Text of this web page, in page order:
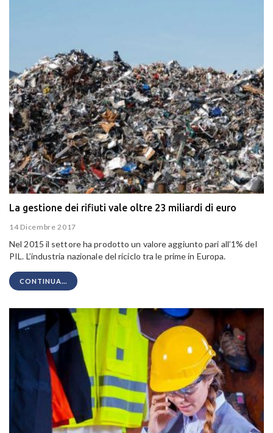
La gestione dei rifiuti vale oltre 23 miliardi di euro
14 Dicembre 2017
Nel 2015 il settore ha prodotto un valore aggiunto pari all’1% del
PIL. L’industria nazionale del riciclo tra le prime in Europa.
CONTINUA...